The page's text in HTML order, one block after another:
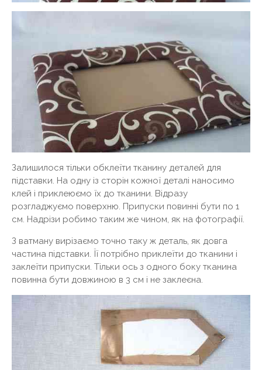
Залишилося тільки обклеїти тканину деталей для
підставки. На одну із сторін кожної деталі наносимо
клей і приклеюємо їх до тканини. Відразу
розгладжуємо поверхню. Припуски повинні бути по 1
см. Надрізи робимо таким же чином, як на фотографії.
З ватману вирізаємо точно таку ж деталь, як довга
частина підставки. Її потрібно приклеїти до тканини і
заклеїти припуски. Тільки ось з одного боку тканина
повинна бути довжиною в 3 см і не заклеєна.